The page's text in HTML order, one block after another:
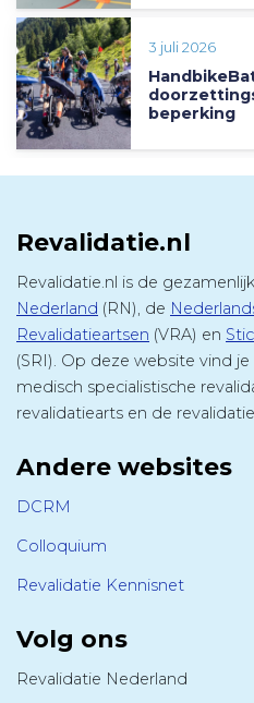
3 juli 2026
beperking
Revalidatie.nl
Revalidatie.nl is de
Nederland (RN), de
Revalidatieartsen (VRA) en
(SRI). Op deze website vind
medisch specialistische
revalidatiearts en de
Andere websites
DCRM
Colloquium
Revalidatie Kennisnet
Volg ons
Revalidatie Nederland